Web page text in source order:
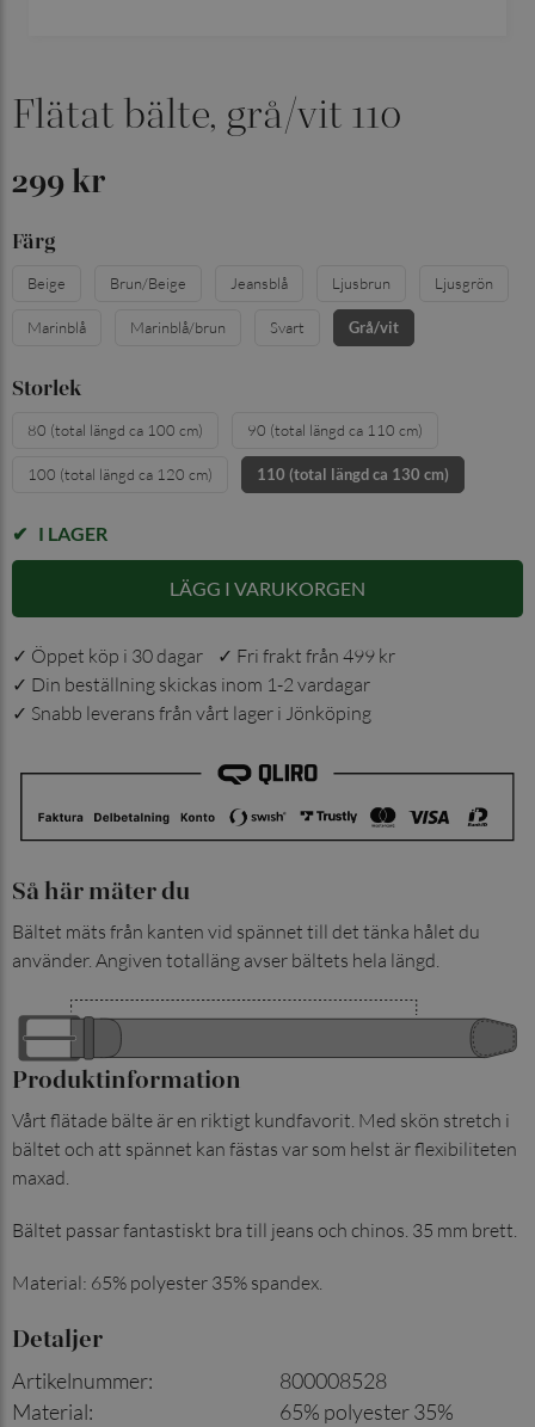
Flätat bälte, grå/vit 110
299 kr
Färg
Beige Brun/Beige Jeansblå Ljusbrun Ljusgrön
Marinblå Marinblå/brun Svart Grå/vit
Storlek
80 (total längd ca 100 cm) 90 (total längd ca 110 cm)
100 (total längd ca 120 cm) 110 (total längd ca 130 cm)
I LAGER
LÄGG I VARUKORGEN
✓ Öppet köp i 30 dagar ✓ Fri frakt från 499 kr
✓ Din beställning skickas inom 1-2 vardagar
✓ Snabb leverans från vårt lager i Jönköping
Så här mäter du
Bältet mäts från kanten vid spännet till det tänka hålet du
använder. Angiven totalläng avser bältets hela längd.
Produktinformation
Vårt flätade bälte är en riktigt kundfavorit. Med skön stretch i
bältet och att spännet kan fästas var som helst är flexibiliteten
maxad.
Bältet passar fantastiskt bra till jeans och chinos. 35 mm brett.
Material: 65% polyester 35% spandex.
Detaljer
Artikelnummer:
800008528
Material:
65% polyester 35%